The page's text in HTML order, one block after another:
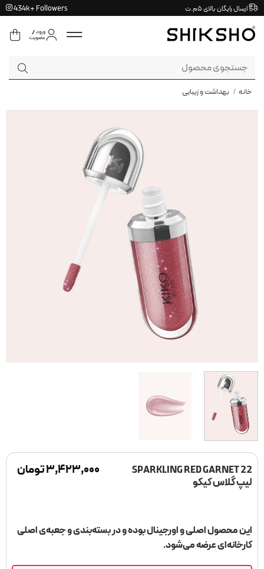
Skip
content
ارسال رایگان بالای ۵م.ت 434k+ Followers
جستجو
برای:
خانه / بهداشت و زیبایی
22 SPARKLING RED GARNET
لیپ گلاس کیکو
۳,۴۲۳,۰۰۰تومان
این محصول اصلی و اورجینال بوده و در بسته‌بندی و جعبه‌ی اصلی
کارخانه‌ای عرضه می‌شود.